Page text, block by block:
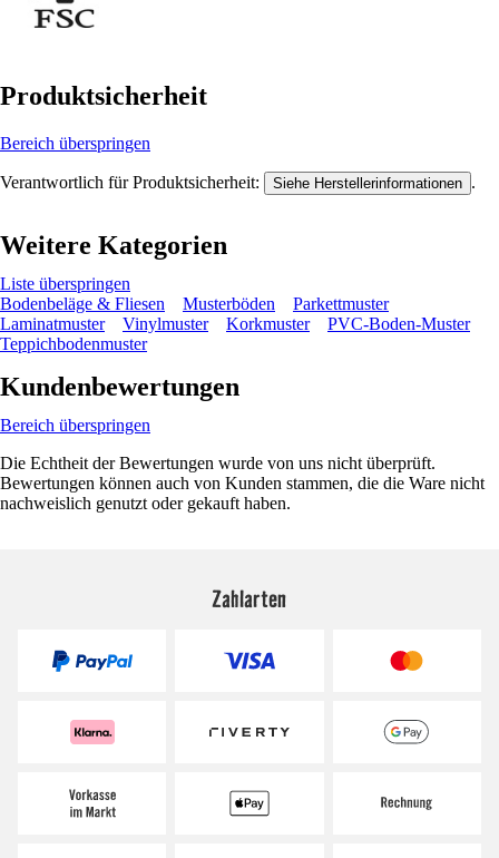
Produktsicherheit
Bereich überspringen
Verantwortlich für Produktsicherheit: Siehe Herstellerinformationen .
Weitere Kategorien
Liste überspringen
Bodenbeläge & Fliesen
Musterböden
Parkettmuster
Laminatmuster
Vinylmuster Korkmuster
PVC-Boden-Muster
Teppichbodenmuster
Kundenbewertungen
Bereich überspringen
Die Echtheit der Bewertungen wurde von uns nicht überprüft.
Bewertungen können auch von Kunden stammen, die die Ware nicht
nachweislich genutzt oder gekauft haben.
Zahlarten